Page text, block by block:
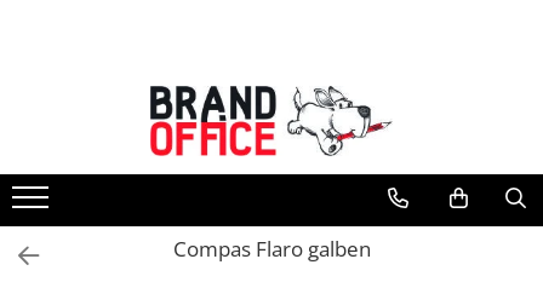
Unitate Protejata - PRODUCTIE
Hartie copiator si produse
tipografice
Produse consumabile din hartie
Detergenti si dezinfectantiCompas Flaro galben